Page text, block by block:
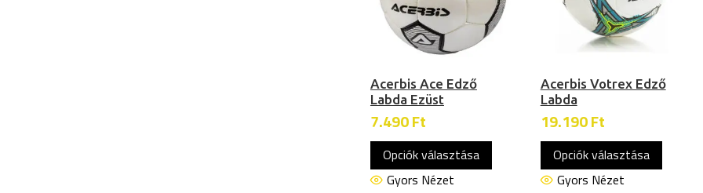
termékoldalon
választhatók
Acerbis Ace Edző
Labda Ezüst
7.490Ft
Opciók választása
Ennek
terméknek
Gyors Nézet
Acerbis Votrex Edző
Labda
19.190Ft
Opciók választása
Ennek
Gyors Nézet